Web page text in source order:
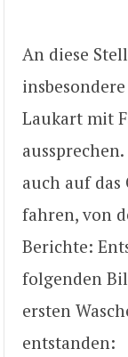
An diese
Laukart mit
auch auf
fahren, von
Berichte:
folgenden
ersten
entstanden: